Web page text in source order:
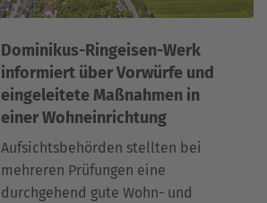
Dominikus-Ringeisen-Werk
informiert über Vorwürfe und
eingeleitete Maßnahmen in
einer Wohneinrichtung
Aufsichtsbehörden stellten bei
mehreren Prüfungen eine
durchgehend gute Wohn- und